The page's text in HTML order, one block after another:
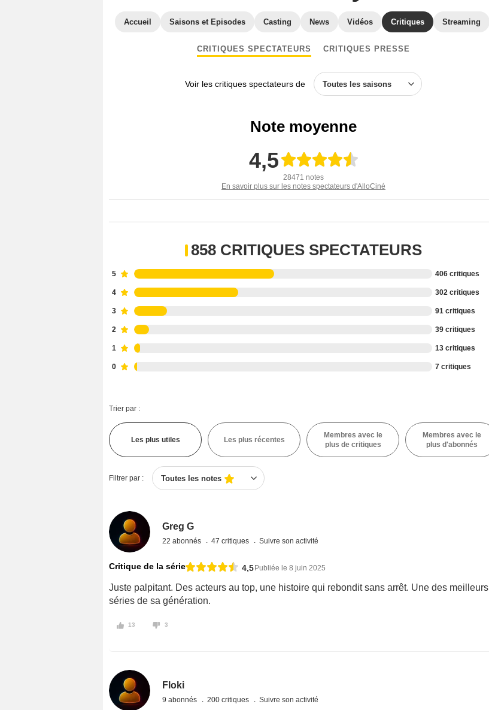
Accueil Saisons et Episodes Casting News Vidéos Critiques Streaming
CRITIQUES SPECTATEURS CRITIQUES PRESSE
Voir les critiques spectateurs de Toutes les saisons
Note moyenne
4,5
28471 notes
En savoir plus sur les notes spectateurs d'AlloCiné
858 CRITIQUES SPECTATEURS
5 406 critiques
4 302 critiques
3 91 critiques
2 39 critiques
1 13 critiques
0 7 critiques
Trier par :
Les plus utiles Les plus récentes
Membres avec le
plus de critiques
Membres avec le
plus d'abonnés
Filtrer par : Toutes les notes
Greg G
22 abonnés 47 critiques Suivre son activité
Critique de la série 4,5Publiée le 8 juin 2025
Juste palpitant. Des acteurs au top, une histoire qui rebondit sans arrêt. Une des meilleurs
séries de sa génération.
13 3
Floki
9 abonnés 200 critiques Suivre son activité